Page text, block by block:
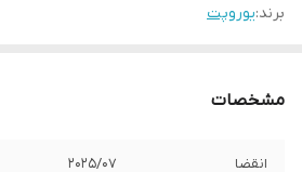
برند:یوروپت
مشخصات
انقضا 2025/07